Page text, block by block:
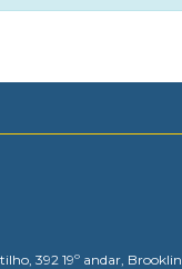
392 19º andar, Brooklin